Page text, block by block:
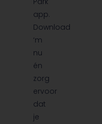
app.
Download
‘m
nu
én
zorg
ervoor
dat
je